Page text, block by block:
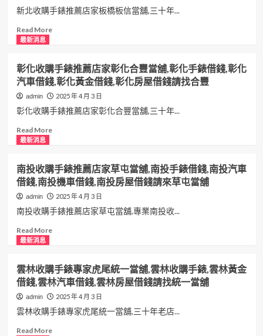
專
業
收
錶，
三
十
年
收
購
手
驗、
免
費
估
價
鑑
定、
高
價
收
購
各
品
牌
手
錶
推
家
和
運
當
舖,
台
北
借
錢,
台
北
汽
車
借
北
機
車
借
錢,
台
北
新北收購手錶推薦店家板橋板信當舖,三十年...
Read MoreRead
新
北
收
購
手
錶
推
家
板
橋
板
信
當
舖,
手
錶
借
錢,
新
北
汽
最新消息
彰化收購手錶推薦店家彰化合豐當舖,彰化手錶借錢,彰化
汽車借錢,彰化黃金借錢,彰化房屋借錢請找合豐
admin 2025 年 4 月 3 日
彰化收購手錶推薦店家彰化合豐當舖,三十年...
Read MoreRead
彰
化
收
購
手
錶
推
家
彰
化
合
豐
當
舖,
最新消息
南投收購手錶推薦店家草屯當舖,南投手錶借錢,南投汽車
借錢,南投機車借錢,南投房屋借錢請來草屯當舖
admin 2025 年 4 月 3 日
南投收購手錶推薦店家草屯當舖,專業南投收...
Read MoreRead
南
投
收
購
手
錶
推
最新消息
雲林收購手錶專家虎尾統一當舖,雲林收購手錶,雲林黃金
借錢,雲林汽車借錢,雲林房屋借錢請找統一當舖
admin 2025 年 4 月 3 日
雲林收購手錶專家虎尾統一當舖,三十年老店...
Read MoreRead